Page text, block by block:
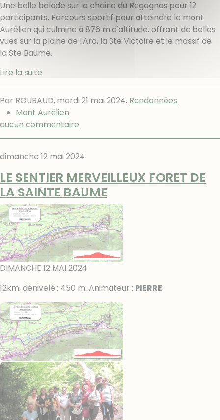
Une belle balade sur la chaine du Regagnas pour 12
participants. Parcours sportif pour atteindre le mont
Aurélien qui culmine à 876 m d'altitude, offrant de belles
vues sur la plaine de l'Arc, la Ste Victoire et le massif de
la Ste Baume.
Lire la suite
Par ROUBAUD, mardi 21 mai 2024. Randonnées
Mont Aurélien
aucun commentaire
dimanche 12 mai 2024
LE SENTIER MERVEILLEUX FORET DE
LA SAINTE BAUME
DIMANCHE 12 MAI 2024
12km, dénivelé : 450 m. Animateur : PIERRE